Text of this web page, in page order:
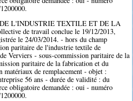
L'INDUSTRIE TEXTILE ET DE LA
de travail conclue le 19/12/2013,
le 24/03/2014. - hors du champ
paritaire de l'industrie textile de
Verviers - sous-commission paritaire de la
paritaire de la fabrication et du
matériaux de remplacement - objet :
56 ans - durée de validité : du
obligatoire demandée : oui - numéro